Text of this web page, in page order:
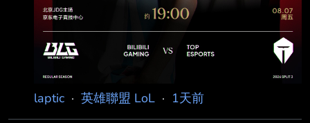
laptic · 英雄聯盟 LoL · 1天前